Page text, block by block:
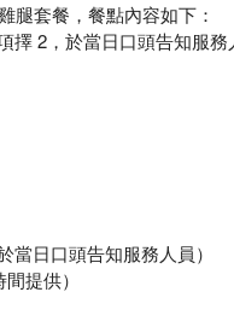
腿套餐，餐點內容如下：
擇 2，於當日口頭告知服務
當日口頭告知服務人員）
提供）